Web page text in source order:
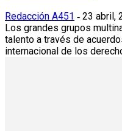
Redacción A451 - 23 abril,
Los grandes grupos
talento a través de
internacional de los